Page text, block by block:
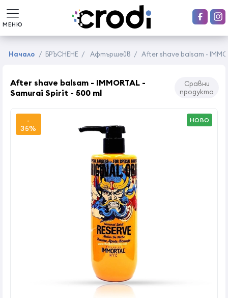
МЕНЮ
Начало / БРЪСНЕНЕ / Афтършейв / After shave balsam -
After shave balsam - IMMORTAL -
Samurai Spirit - 500 ml
Сравни
продукта
-
35%
НОВО